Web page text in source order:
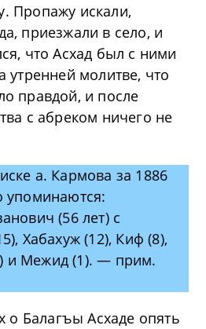
Пропажу искали,
приезжали в село, и
что Асхад был с ними
утренней молитве, что
правдой, и после
с абреком ничего не
а. Кармова за 1886
упоминаются:
(56 лет) с
Хабахуж (12), Киф (8),
и Межид (1). — прим.
о Балагъы Асхаде опять